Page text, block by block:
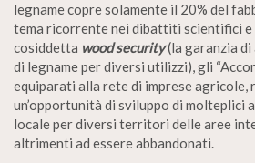
legname copre solamente il 20% del
tema ricorrente nei dibattiti scientifici
cosiddetta wood security(la garanzia
di legname per diversi utilizzi), gli
equiparati alla rete di imprese agricole,
un’opportunità di sviluppo di molteplici
locale per diversi territori delle aree
altrimenti ad essere abbandonati.